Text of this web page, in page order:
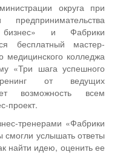
округа при
и Фабрики
бесплатный мастер-
медицинского колледжа
«Три шага успешного
от ведущих
возможность всем
проект.
тренерами «Фабрики
смогли услышать ответы
найти идею, оценить ее